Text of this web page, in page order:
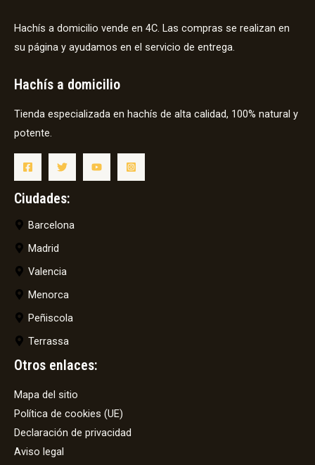
Hachís a domicilio vende en 4C. Las compras se realizan en
su página y ayudamos en el servicio de entrega.
Hachís a domicilio
Tienda especializada en hachís de alta calidad, 100% natural y
potente.
Ciudades:
Barcelona
Madrid
Valencia
Menorca
Peñiscola
Terrassa
Otros enlaces:
Mapa del sitio
Política de cookies (UE)
Declaración de privacidad
Aviso legal